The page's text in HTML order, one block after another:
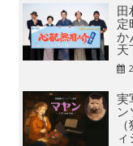
田
定
か
天
実
ン